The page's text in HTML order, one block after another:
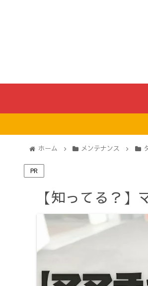
ホーム メンテナンス
PR
【知ってる？